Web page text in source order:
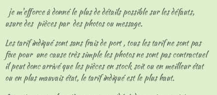
je m'efforce à donné le plus de détails possible sur les défauts,
usure des pièces par des photos ou message.
Les tarif indiqué sont sans frais de port , tous les tarif ne sont pas
fixe pour une cause très simple les photos ne sont pas contractuel
il peut donc arrivé que les pièces en stock soit ou en meilleur état
ou en plus mauvais état, le tarif indiqué est le plus haut.